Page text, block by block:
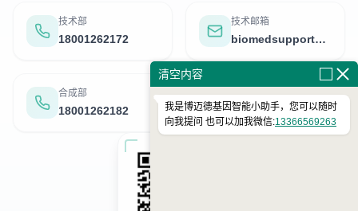
技术部
18001262172
技术邮箱
biomedsupport@126.com
合成部
18001262182
测序部
18001262173
清空内容
我是博迈德基因智能小助手，您可以随时
向我提问 也可以加我微信:13366569263